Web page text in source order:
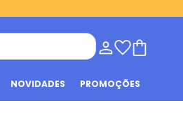
NOVIDADES PROMOÇÕES